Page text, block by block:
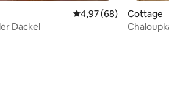
Durchschnittliche
4,97 (68)
Dackel
Cottage